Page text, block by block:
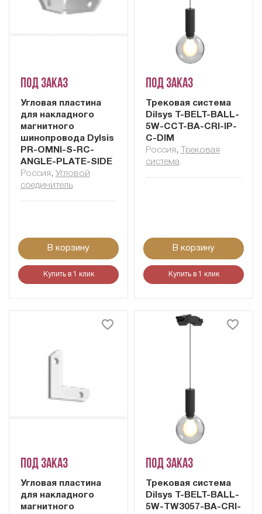
Под заказ
Угловая пластина
для накладного
магнитного
шинопровода Dylsis
PR-OMNI-S-RC-
ANGLE-PLATE-SIDE
Россия , Угловой
соединитель
В корзину
Купить в 1 клик
Под заказ
Трековая система
Dilsys T-BELT-BALL-
5W-CCT-BA-CRI-IP-
C-DIM
Россия ,
Трековая
система
В корзину
Купить в 1 клик
Под заказ
Угловая пластина
для накладного
магнитного
Под заказ
Трековая система
Dilsys T-BELT-BALL-
5W-TW3057-BA-CRI-